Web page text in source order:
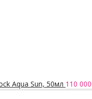
Aqua Sun, 50мл 110 000